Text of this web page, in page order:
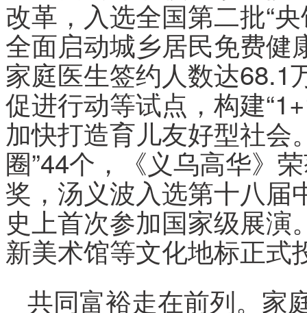
改革，入选全国第二批“
全面启动城乡居民免费健
家庭医生签约人数达68.1
促进行动等试点，构建
加快打造育儿友好型社会
圈”44个，《义乌高华》
奖，汤义波入选第十八届
史上首次参加国家级展
新美术馆等文化地标正式
共同富裕走在前列。家